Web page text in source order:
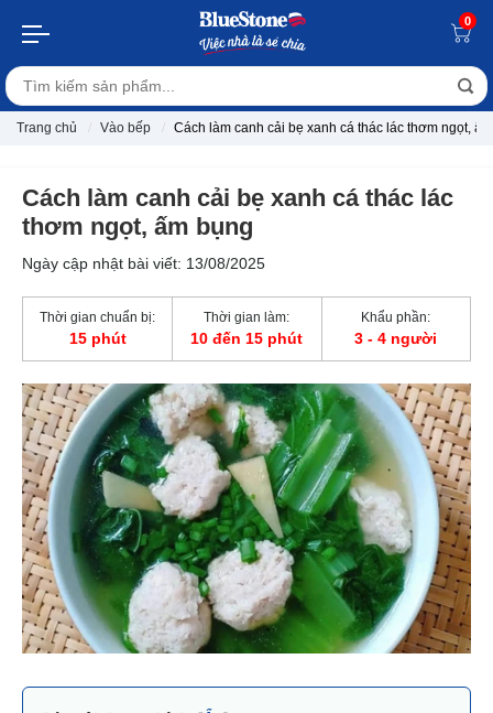
0
Trang chủ Vào bếp Cách làm canh cải bẹ xanh cá thác lác thơm ngọt,
Cách làm canh cải bẹ xanh cá thác lác
thơm ngọt, ấm bụng
Ngày cập nhật bài viết: 13/08/2025
Thời gian chuẩn bị:
15 phút
Thời gian làm:
10 đến 15 phút
Khẩu phần:
3 - 4 người